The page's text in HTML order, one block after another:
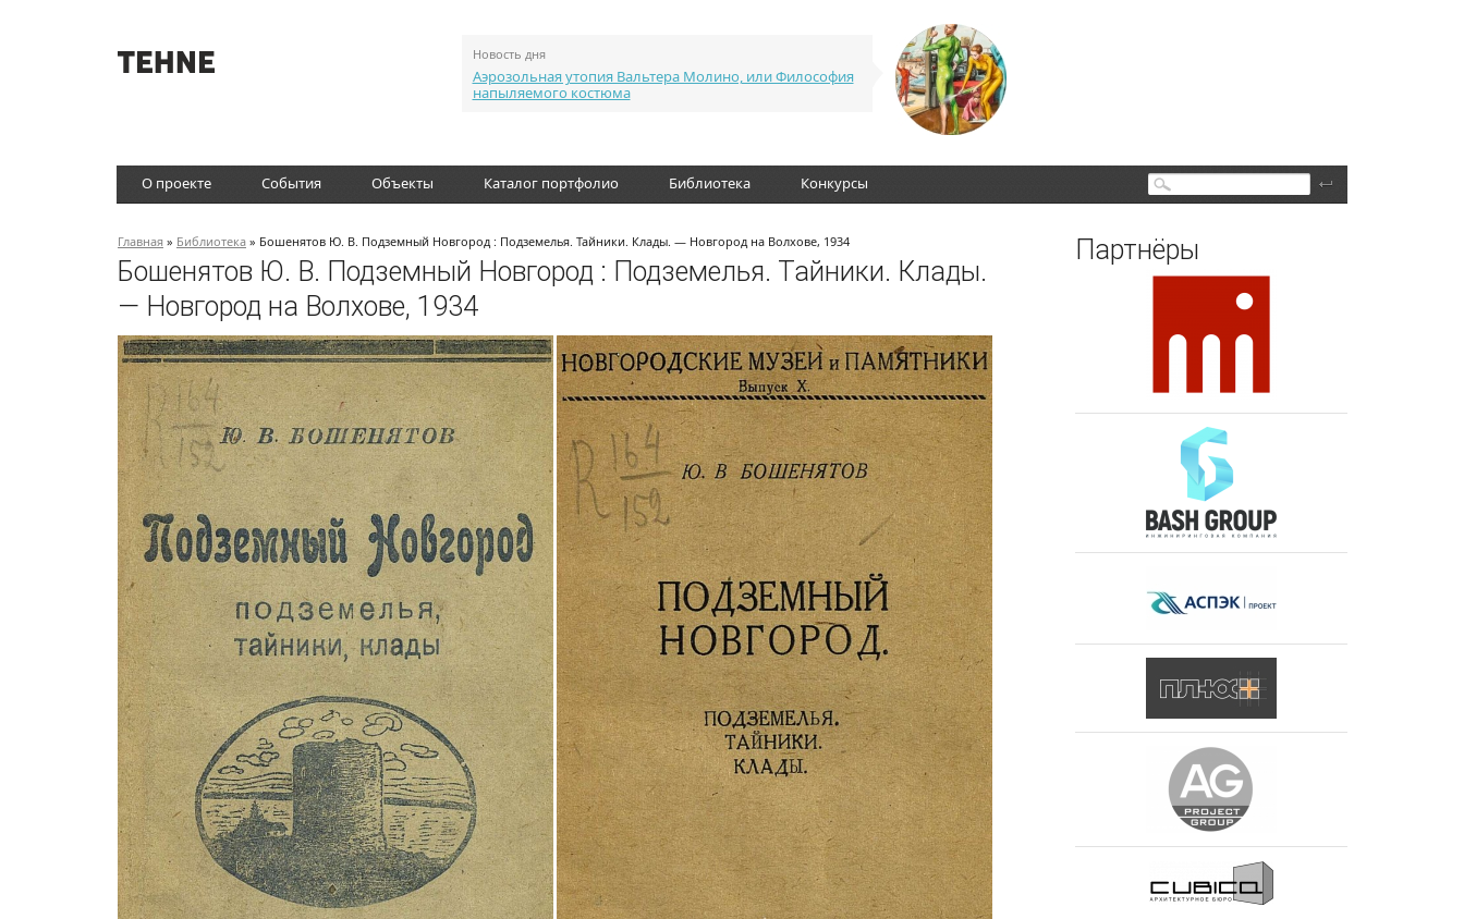
Новость дня
Аэрозольная утопия Вальтера Молино, или Философия
напыляемого костюма
О проекте События Объекты Каталог портфолио Библиотека Конкурсы Поиск
Главная » Библиотека » Бошенятов Ю. В. Подземный Новгород : Подземелья. Тайники. Клады. — Новгород на Волхове, 1934
Бошенятов Ю. В. Подземный Новгород : Подземелья. Тайники. Клады.
— Новгород на Волхове, 1934
Партнёры